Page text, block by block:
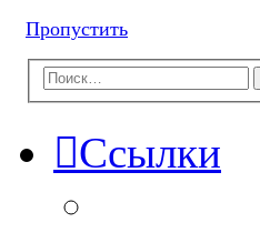
Пропустить
Ссылки